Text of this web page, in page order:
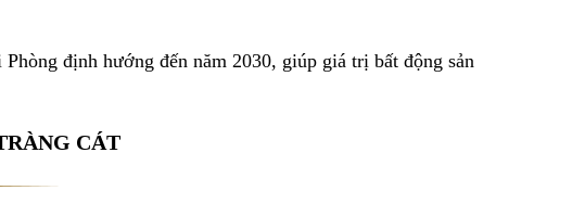
định hướng đến năm 2030, giúp giá trị bất động sản
CÁT